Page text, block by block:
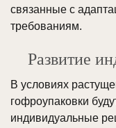
связанные с
требованиям.
Развитие
В условиях
гофроупаковки
индивидуальные